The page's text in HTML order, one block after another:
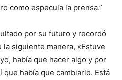
como especula la prensa.”
por su futuro y recordó
siguiente manera, «Estuve
había que hacer algo y por
había que cambiarlo. Está